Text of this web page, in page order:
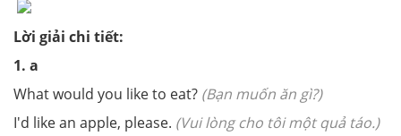
Lời giải chi tiết:
1. a
What would you like to eat? (Bạn muốn ăn gì?)
I'd like an apple, please. (Vui lòng cho tôi một quả táo.)